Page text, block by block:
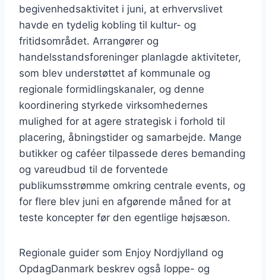
begivenhedsaktivitet i juni, at erhvervslivet
havde en tydelig kobling til kultur- og
fritidsområdet. Arrangører og
handelsstandsforeninger planlagde aktiviteter,
som blev understøttet af kommunale og
regionale formidlingskanaler, og denne
koordinering styrkede virksomhedernes
mulighed for at agere strategisk i forhold til
placering, åbningstider og samarbejde. Mange
butikker og caféer tilpassede deres bemanding
og vareudbud til de forventede
publikumsstrømme omkring centrale events, og
for flere blev juni en afgørende måned for at
teste koncepter før den egentlige højsæson.
Regionale guider som Enjoy Nordjylland og
OpdagDanmark beskrev også loppe- og